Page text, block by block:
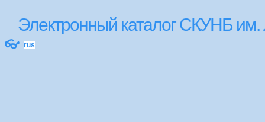
Электронный каталог СКУНБ
👓 rus